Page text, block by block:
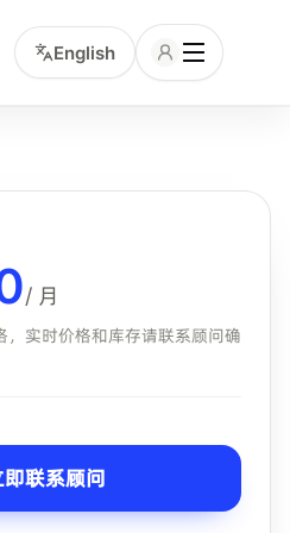
English
岛顾问可协助确认该房型是
/ 月
，实时价格和库存请联系顾问确
即联系顾问